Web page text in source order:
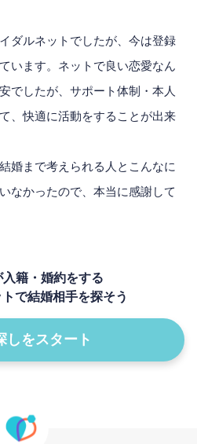
ダルネットでしたが、今は登録
います。ネットで良い恋愛なん
でしたが、サポート体制・本人
、快適に活動をすることが出来
婚まで考えられる人とこんなに
なかったので、本当に感謝して
籍・婚約をする
で結婚相手を探そう
しをスタート